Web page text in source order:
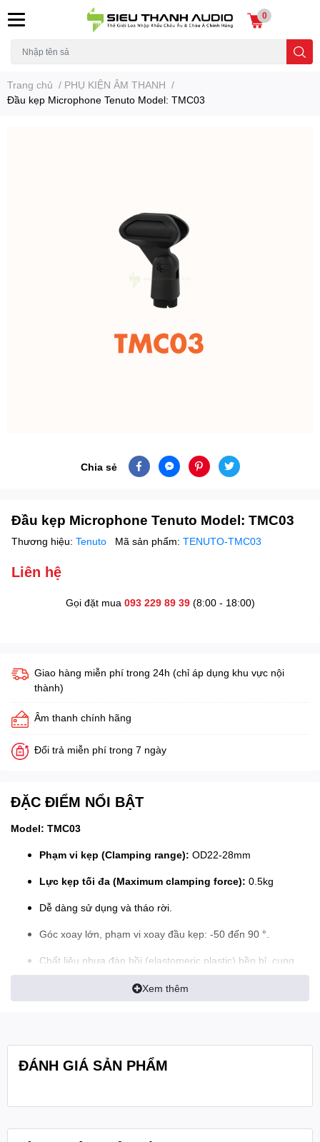
0
Trang chủ / PHỤ KIỆN ÂM THANH /
Đầu kẹp Microphone Tenuto Model: TMC03
Chia sẻ
Đầu kẹp Microphone Tenuto Model: TMC03
Thương hiệu: Tenuto Mã sản phẩm: TENUTO-TMC03
Liên hệ
Gọi đặt mua 093 229 89 39(8:00 - 18:00)
Giao hàng miễn phí trong 24h (chỉ áp dụng khu vực nội
thành)
Âm thanh chính hãng
Đổi trả miễn phí trong 7 ngày
ĐẶC ĐIỂM NỔI BẬT
Model: TMC03
Phạm vi kẹp (Clamping range): OD22-28mm
Lực kẹp tối đa (Maximum clamping force): 0.5kg
Dễ dàng sử dụng và tháo rời.
Góc xoay lớn, phạm vi xoay đầu kẹp: -50 đến 90 °.
Chất liệu nhựa đàn hồi (elastomeric plastic) bền bỉ, cung
cấp lực kẹp tuyệt vời.
Bộ chuyển đổi (adapters) 5/8" và 3/8" phù hợp với nhiều
Xem thêm
ĐÁNH GIÁ SẢN PHẨM